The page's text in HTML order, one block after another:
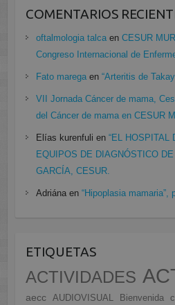
COMENTARIOS
oftalmologia talcaen CESUR
Congreso Internacional de
Fato maregaen “Arteritis de
VII Jornada Cáncer de mama,
del Cáncer de mama en CESUR
Elías kurenfuli en “EL HOSPITAL
EQUIPOS DE DIAGNÓSTICO
GARCÍA, CESUR.
Adriánaen “Hipoplasia mamaria”,
ETIQUETAS
ACTIVIDADES
aecc AUDIOVISUAL Bienvenida